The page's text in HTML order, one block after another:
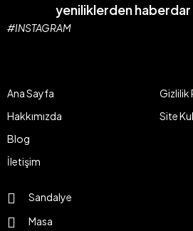
Sandalye
Masa
Ana Sayfa
Hakkımızda
Blog
İletişim
Gizlilik
Site
yeniliklerden
#INSTAGRAM